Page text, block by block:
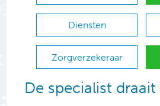
Diensten
Zorgverzekeraar
De specialist